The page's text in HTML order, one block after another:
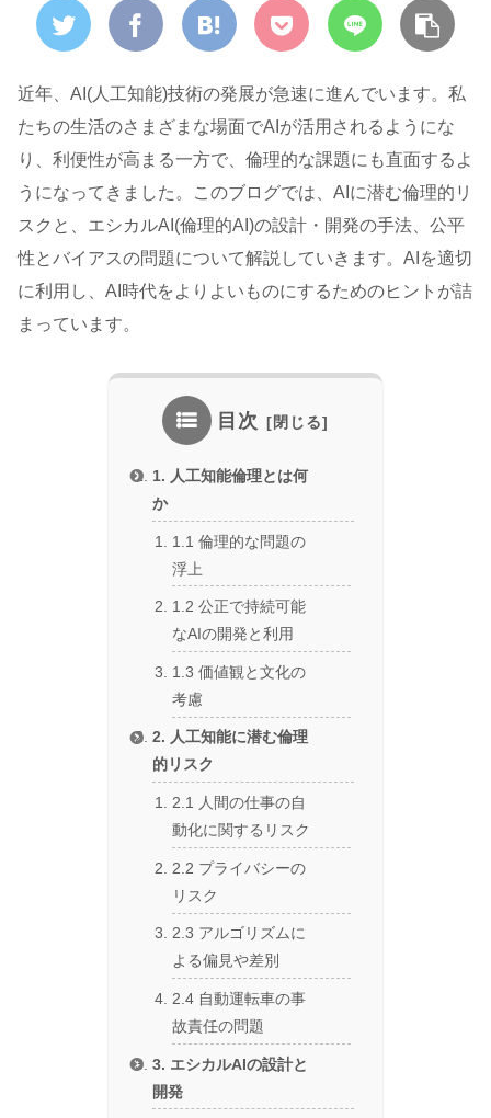
近年、AI(人工知能)技術の発展が急速に進んでいます。私
たちの生活のさまざまな場面でAIが活用されるようにな
り、利便性が高まる一方で、倫理的な課題にも直面するよ
うになってきました。このブログでは、AIに潜む倫理的リ
スクと、エシカルAI(倫理的AI)の設計・開発の手法、公平
性とバイアスの問題について解説していきます。AIを適切
に利用し、AI時代をよりよいものにするためのヒントが詰
まっています。
目次
1. 人工知能倫理とは何
か
1.1 倫理的な問題の
浮上
1.2 公正で持続可能
なAIの開発と利用
1.3 価値観と文化の
考慮
2. 人工知能に潜む倫理
的リスク
2.1 人間の仕事の自
動化に関するリスク
2.2 プライバシーの
リスク
2.3 アルゴリズムに
よる偏見や差別
2.4 自動運転車の事
故責任の問題
3. エシカルAIの設計と
開発